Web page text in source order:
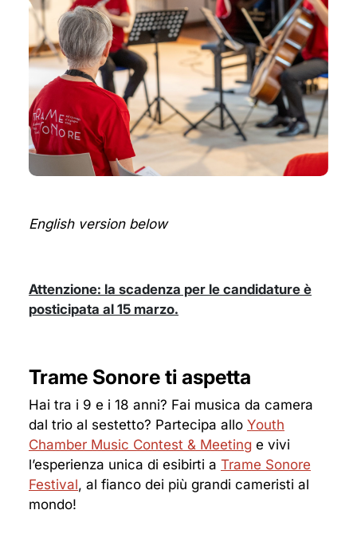
English version below
Attenzione: la scadenza per le candidature è
posticipata al 15 marzo.
Trame Sonore ti aspetta
Hai tra i 9 e i 18 anni? Fai musica da camera
dal trio al sestetto? Partecipa allo Youth
Chamber Music Contest & Meeting e vivi
l’esperienza unica di esibirti a Trame Sonore
Festival, al fianco dei più grandi cameristi al
mondo!